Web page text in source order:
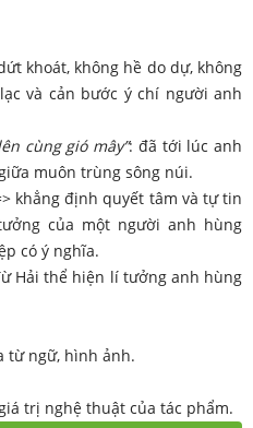
khoát, không hề do dự, không
và cản bước ý chí người anh
cùng gió mây”: đã tới lúc anh
muôn trùng sông núi.
khẳng định quyết tâm và tự tin
của một người anh hùng
có ý nghĩa.
Hải thể hiện lí tưởng anh hùng
từ ngữ, hình ảnh.
trị nghệ thuật của tác phẩm.